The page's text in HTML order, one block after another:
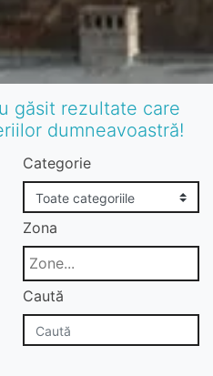
găsit rezultate care
dumneavoastră!
Categorie
Zona
Caută